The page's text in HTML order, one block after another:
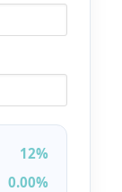
12%
0.00%